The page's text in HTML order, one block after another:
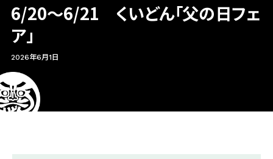
6/20～6/21 くいどん「父の日フェ
ア」
2026年6月1日